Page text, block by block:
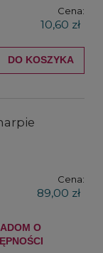
Cena:
10,60 zł
DO KOSZYKA
Cena:
89,00 zł
O